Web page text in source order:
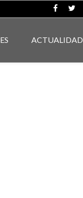
ACTUALIDAD